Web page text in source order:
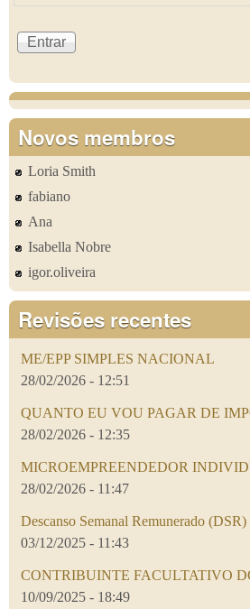
Novos membros
Loria Smith
fabiano
Ana
Isabella Nobre
igor.oliveira
Revisões recentes
ME/EPP SIMPLES NACIONAL
28/02/2026 - 12:51
QUANTO EU VOU PAGAR DE
28/02/2026 - 12:35
MICROEMPREENDEDOR
28/02/2026 - 11:47
Descanso Semanal Remunerado (DSR)
03/12/2025 - 11:43
CONTRIBUINTE FACULTATIVO
10/09/2025 - 18:49